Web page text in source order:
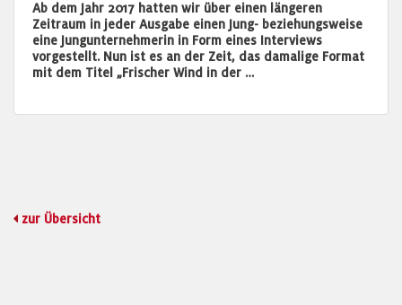
Ab dem Jahr 2017 hatten wir über einen längeren
Zeitraum in jeder Ausgabe einen Jung- beziehungsweise
eine Jungunternehmerin in Form eines Interviews
vorgestellt. Nun ist es an der Zeit, das damalige Format
mit dem Titel „Frischer Wind in der …
zur Übersicht